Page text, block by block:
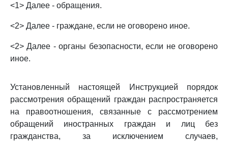
<1> Далее - обращения.
<2> Далее - граждане, если не оговорено иное.
<2> Далее - органы безопасности, если не оговорено
иное.
Установленный настоящей Инструкцией порядок
рассмотрения обращений граждан распространяется
на правоотношения, связанные с рассмотрением
обращений иностранных граждан и лиц без
гражданства, за исключением случаев,